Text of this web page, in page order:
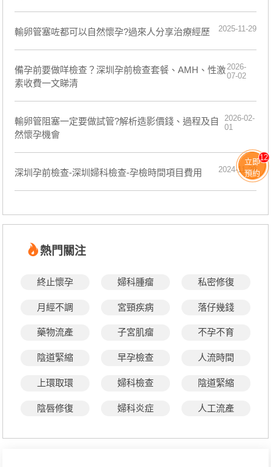
輸卵管塞咗都可以自然懷孕?過來人分享治療經歷 2025-11-29
備孕前要做咩檢查？深圳孕前檢查套餐、AMH、性激
素收費一文睇清
2026-
07-02
輸卵管阻塞一定要做試管?解析造影價錢、過程及自
然懷孕機會
2026-02-
01
深圳孕前檢查-深圳婦科檢查-孕檢時間項目費用 2024-11-29
熱門關注
終止懷孕 婦科腫瘤 私密修復
月經不調 宮頸疾病 落仔幾錢
藥物流產 子宮肌瘤 不孕不育
陰道緊縮 早孕檢查 人流時間
上環取環 婦科檢查 陰道緊縮
陰唇修復 婦科炎症 人工流產
立即
預約
12